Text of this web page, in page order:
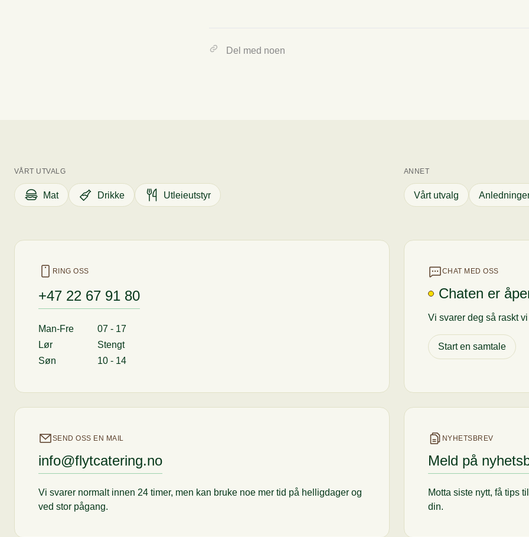
Tallet viser omtrent hvor mye CO2 varene tilsvarer, og hvilke utslippskategorier varene er i.
Del med noen
VÅRT UTVALG
Mat Drikke Utleieutstyr
ANNET
Vårt utvalg
RING OSS
+47 22 67 91 80
Man-Fre
07 - 17
Lør
Stengt
Søn
10 - 14
CHAT MED OSS
Chaten er
Vi svarer deg så raskt
Start en samtale
SEND OSS EN MAIL
info@flytcatering.no
Vi svarer normalt innen 24 timer, men kan bruke noe mer tid på helligdager og
ved stor pågang.
NYHETSBREV
Meld på
Motta siste nytt, få tips
din.